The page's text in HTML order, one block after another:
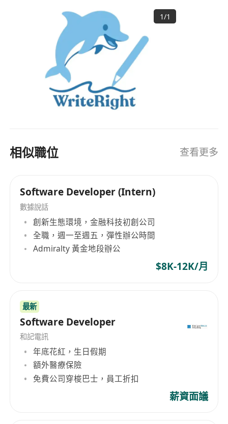
為學生和教育工作者提供更高效的學習方案。 我們
的使命是促進知識轉移，將先進的教育理念與科技
融合，開發實用的學習工具，讓學習變得更具吸引
力、更高效，並惠及更廣泛的學習群體。我們不斷
創新，致力於為教育行業帶來變革，開創更優質的
學習體驗。
1/1
相似職位 查看更多
Software Developer (Intern)
數據說話
創新生態環境，金融科技初創公司
全職，週一至週五，彈性辦公時間
Admiralty 黃金地段辦公
$8K-12K/月
最新
Software Developer
和記電訊
年底花紅，生日假期
額外醫療保險
免費公司穿梭巴士，員工折扣
薪資面議